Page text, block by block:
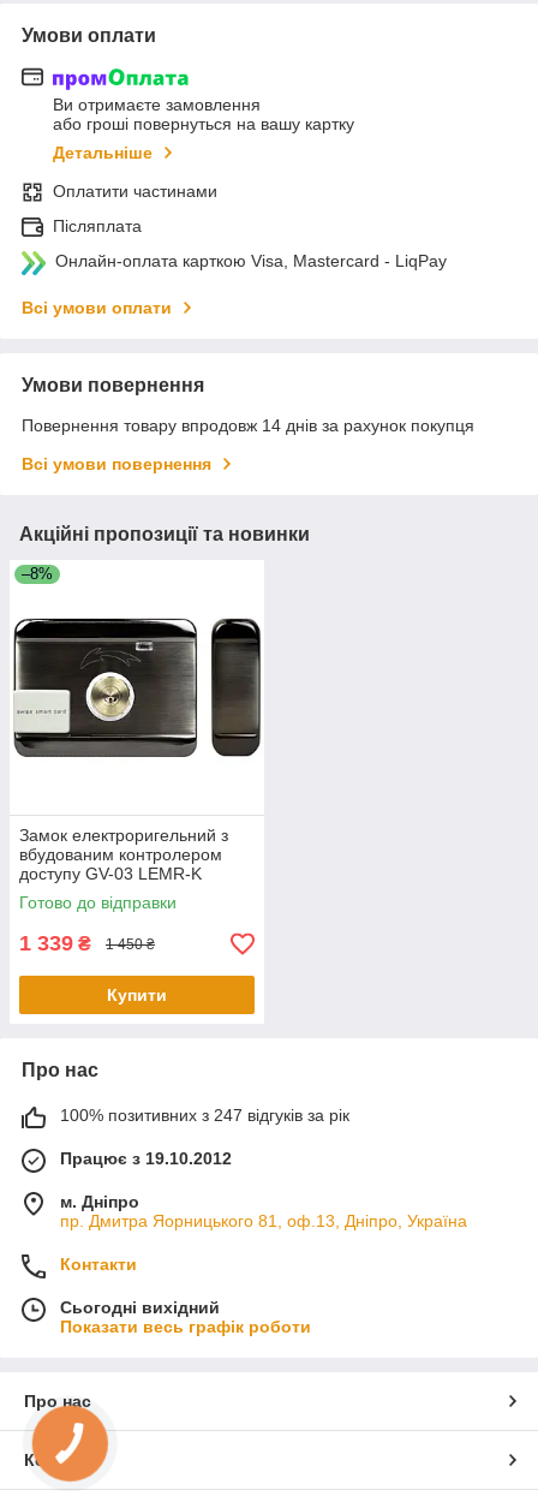
Умови оплати
Ви отримаєте замовлення
або гроші повернуться на вашу картку
Детальніше
Оплатити частинами
Післяплата
Онлайн-оплата карткою Visa, Mastercard - LiqPay
Всі умови оплати
Умови повернення
Повернення товару впродовж 14 днів за рахунок покупця
Всі умови повернення
Акційні пропозиції та новинки
–8%
Замок електроригельний з
вбудованим контролером
доступу GV-03 LEMR-K
Готово до відправки
1 339 ₴ 1 450 ₴
Купити
Про нас
100% позитивних з 247 відгуків за рік
Працює з 19.10.2012
м. Дніпро
пр. Дмитра Яорницького 81, оф.13, Дніпро, Україна
Контакти
Сьогодні вихідний
Показати весь графік роботи
Про нас
Контакти
КНОПКА
ЗВ'ЯЗКУ